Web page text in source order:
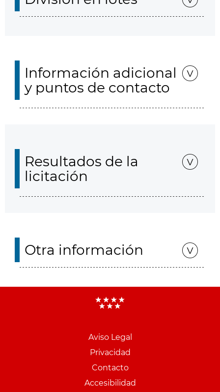
Información adicional
y puntos de contacto
Resultados de la
licitación
Otra información
Aviso Legal
Privacidad
Contacto
Accesibilidad